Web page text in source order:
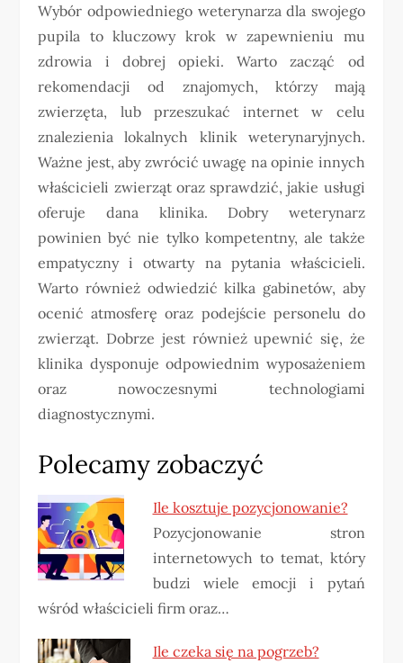
Wybór odpowiedniego weterynarza dla swojego
pupila to kluczowy krok w zapewnieniu mu
zdrowia i dobrej opieki. Warto zacząć od
rekomendacji od znajomych, którzy mają
zwierzęta, lub przeszukać internet w celu
znalezienia lokalnych klinik weterynaryjnych.
Ważne jest, aby zwrócić uwagę na opinie innych
właścicieli zwierząt oraz sprawdzić, jakie usługi
oferuje dana klinika. Dobry weterynarz
powinien być nie tylko kompetentny, ale także
empatyczny i otwarty na pytania właścicieli.
Warto również odwiedzić kilka gabinetów, aby
ocenić atmosferę oraz podejście personelu do
zwierząt. Dobrze jest również upewnić się, że
klinika dysponuje odpowiednim wyposażeniem
oraz nowoczesnymi technologiami
diagnostycznymi.
Polecamy zobaczyć
Ile kosztuje pozycjonowanie?
Pozycjonowanie stron
internetowych to temat, który
budzi wiele emocji i pytań
wśród właścicieli firm oraz…
Ile czeka się na pogrzeb?